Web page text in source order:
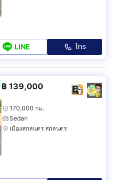
LINE โทร
฿ 139,000
170,000 กม.
Sedan
เมืองสกลนคร สกลนคร